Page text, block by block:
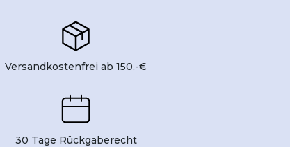
Versandkostenfrei ab 150,-€
30 Tage Rückgaberecht